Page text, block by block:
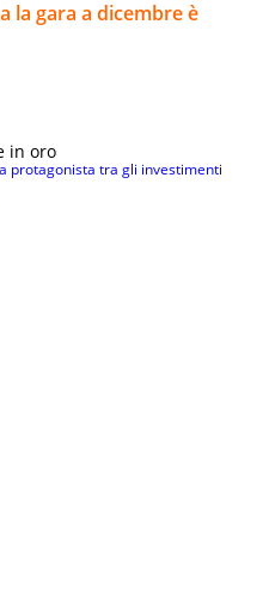
la gara a dicembre è
in oro
protagonista tra gli investimenti